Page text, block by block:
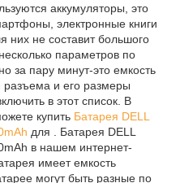
аккумуляторы, это
электронные книги
них не составит большого
параметров по
за пару минут-это емкость
разъема и его размеры
в этот список. В
купить Батарея DELL
для . Батарея DELL
в нашем интернет-
имеет емкость
могут быть разные по